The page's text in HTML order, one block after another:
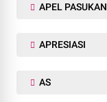
APEL PASUKAN
APRESIASI
AS